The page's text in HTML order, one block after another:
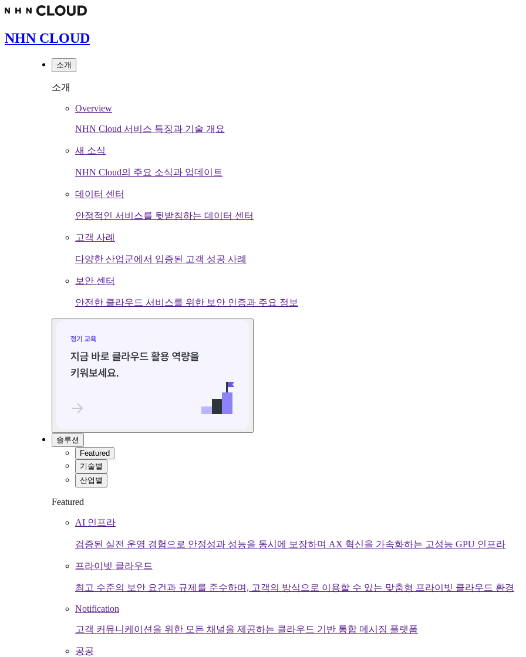
NHN CLOUD
소개
소개
Overview
NHN Cloud 서비스 특징과 기술 개요
새 소식
NHN Cloud의 주요 소식과 업데이트
데이터 센터
안정적인 서비스를 뒷받침하는 데이터 센터
고객 사례
다양한 산업군에서 입증된 고객 성공 사례
보안 센터
안전한 클라우드 서비스를 위한 보안 인증과 주요 정보
솔루션
Featured
기술별
산업별
Featured
AI 인프라
검증된 실전 운영 경험으로 안정성과 성능을 동시에 보장하며 AX 혁신을 가속화하는 고성능 GPU 인프라
프라이빗 클라우드
최고 수준의 보안 요건과 규제를 준수하며, 고객의 방식으로 이용할 수 있는 맞춤형 프라이빗 클라우드 환경
Notification
고객 커뮤니케이션을 위한 모든 채널을 제공하는 클라우드 기반 통합 메시징 플랫폼
공공